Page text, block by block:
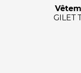
GILET